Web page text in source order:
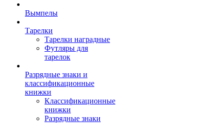
Вымпелы
Тарелки
Тарелки наградные
Футляры для
тарелок
Разрядные знаки и
классификационные
книжки
Классификационные
книжки
Разрядные знаки